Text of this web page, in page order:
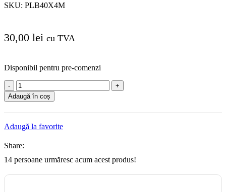
SKU: PLB40X4M
30,00 lei cu TVA
Disponibil pentru pre-comenzi
Cantitate
Platbanda
otel-
/
Adaugă în coș
Adaugă la favorite
Share:
14 persoane urmăresc acum acest produs!